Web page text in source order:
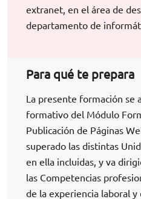
extranet, en el área de
departamento de
Para qué te prepara
La presente formación se
formativo del Módulo
Publicación de Páginas
superado las distintas
en ella incluidas, y va
las Competencias
de la experiencia laboral